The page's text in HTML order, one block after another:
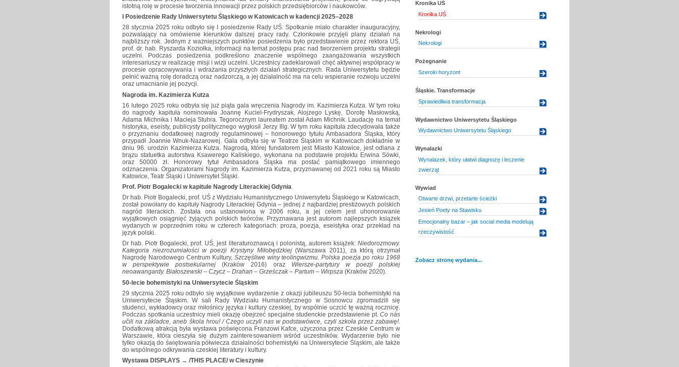
istotną rolę w procesie tworzenia innowacji przez polskich przedsiębiorców i naukowców.
I Posiedzenie Rady Uniwersytetu Śląskiego w Katowicach w kadencji 2025–2028
28 stycznia 2025 roku odbyło się I posiedzenie Rady UŚ. Spotkanie miało charakter inauguracyjny,
pozwalający na omówienie kierunków dalszej pracy rady. Członkowie przyjęli plany działań na
najbliższy rok. Jednym z ważniejszych punktów posiedzenia było przedstawienie przez rektora UŚ,
prof. dr. hab. Ryszarda Koziołka, informacji na temat postępu prac nad tworzeniem projektu strategii
uczelni. Podczas posiedzenia podkreślono znaczenie wspólnego zaangażowania wszystkich
interesariuszy w realizację misji i wizji uczelni. Uczestnicy zadeklarowali chęć aktywnej współpracy w
procesie opracowywania i wdrażania przyszłych działań strategicznych. Rada Uniwersytetu będzie
pełnić ważną rolę doradczą oraz nadzorczą, a jej działalność ma na celu wspieranie rozwoju uczelni
oraz umacnianie jej pozycji.
Nagroda im. Kazimierza Kutza
16 lutego 2025 roku odbyła się już piąta gala wręczenia Nagrody im. Kazimierza Kutza. W tym roku
do nagrody kapituła nominowała Joannę Kuciel-Frydryszak, Alojzego Lyskę, Dorotę Masłowską,
Adama Michnika i Macieja Stuhra. Tegorocznym laureatem został Adam Michnik. Laudację na temat
historyka, eseisty, publicysty politycznego wygłosił Jerzy Illg. W tym roku kapituła zdecydowała także
o przyznaniu dodatkowej nagrody regulaminowej – honorowego tytułu Ambasadora Śląska, który
przypadł Joannie Wnuk-Nazarowej. Gala odbyła się w Teatrze Śląskim w Katowicach dokładnie w
dniu 96. urodzin Kazimierza Kutza. Nagrodą, której fundatorem jest Miasto Katowice, jest odlana z
brązu statuetka autorstwa Ksawerego Kaliskiego, wykonana na podstawie projektu Erwina Sówki,
oraz 50000 zł. Honorowy tytuł Ambasadora Śląska ma postać pamiątkowego imiennego
odznaczenia. Organizatorami Nagrody im. Kazimierza Kutza, przyznawanej od 2021 roku są Miasto
Katowice, Teatr Śląski i Uniwersytet Śląski.
Prof. Piotr Bogalecki w kapitule Nagrody Literackiej Gdynia
Dr hab. Piotr Bogalecki, prof. UŚ z Wydziału Humanistycznego Uniwersytetu Śląskiego w Katowicach,
został powołany do kapituły Nagrody Literackiej Gdynia – jednej z najbardziej prestiżowych polskich
nagród literackich. Została ona ustanowiona w 2006 roku, a jej celem jest uhonorowanie
wyjątkowych osiągnięć żyjących polskich twórców. Przyznawana jest autorom najlepszych książek
wydanych w poprzednim roku w czterech kategoriach: proza, poezja, eseistyka oraz przekład na
język polski.
Dr hab. Piotr Bogalecki, prof. UŚ, jest literaturoznawcą i polonistą, autorem książek: Niedorozmowy.
Kategoria niezrozumiałości w poezji Krystyny Miłobędzkiej(Warszawa 2011), za którą otrzymał
Nagrodę Narodowego Centrum Kultury,Szczęśliwe winy teolingwizmu. Polska poezja po roku 1968
w perspektywie postsekularnej(Kraków 2016) oraz Wiersze-partytury w poezji polskiej
neoawangardy. Białoszewski – Czycz – Drahan – Grześczak – Partum – Wirpsza (Kraków 2020).
50-lecie bohemistyki na Uniwersytecie Śląskim
29 stycznia 2025 roku odbyło się wyjątkowe wydarzenie z okazji jubileuszu 50-lecia bohemistyki na
Uniwersytecie Śląskim. W sali Rady Wydziału Humanistycznego w Sosnowcu zgromadzili się
studenci, wykładowcy oraz miłośnicy języka i kultury czeskiej, by wspólnie uczcić tę ważną rocznicę.
Podczas spotkania uczestnicy mieli okazję obejrzeć specjalne studenckie przedstawienie pt.Co nás
učili na základce, aneb škola hrou! / Czego uczyli nas w podstawówce, czyli szkoła przez zabawę!.
Dodatkową atrakcją była wystawa poświęcona Franzowi Kafce, użyczona przez Czeskie Centrum w
Warszawie, która cieszyła się dużym zainteresowaniem wśród uczestników. Wydarzenie było nie
tylko okazją do świętowania półwiecza działalności bohemistyki na Uniwersytecie Śląskim, ale także
do wspólnego odkrywania czeskiej literatury i kultury.
Wystawa DISPLAYS → /THIS PLACE/ w Cieszynie
Kronika UŚ
Kronika UŚ
Nekrologi
Nekrologi
Pożegnanie
Szeroki horyzont
Śląskie. Transformacje
Sprawiedliwa transformacja
Wydawnictwo Uniwersytetu Śląskiego
Wydawnictwo Uniwersytetu Śląskiego
Wynalazki
Wynalazek, który ułatwi diagnozę i leczenie
zwierząt
Wywiad
Otwarte drzwi, przetarte ścieżki
Jesień Poety na Stawisku
Emocjonalny bazar – jak social media modelują
rzeczywistość
Zobacz stronę wydania...